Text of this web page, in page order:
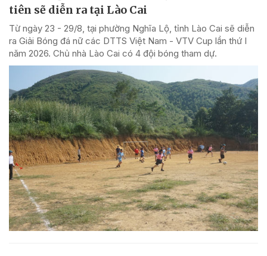
tiên sẽ diễn ra tại Lào Cai
Từ ngày 23 - 29/8, tại phường Nghĩa Lộ, tỉnh Lào Cai sẽ diễn
ra Giải Bóng đá nữ các DTTS Việt Nam - VTV Cup lần thứ I
năm 2026. Chủ nhà Lào Cai có 4 đội bóng tham dự.